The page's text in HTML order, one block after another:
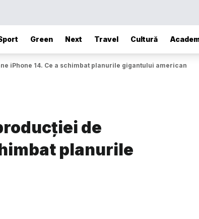
Green Next Travel Cultură
iPhone 14. Ce a schimbat planurile gigantului american
de
planurile